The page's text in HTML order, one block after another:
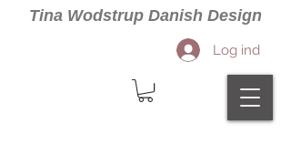
Tina Wodstrup Danish Design
Log ind